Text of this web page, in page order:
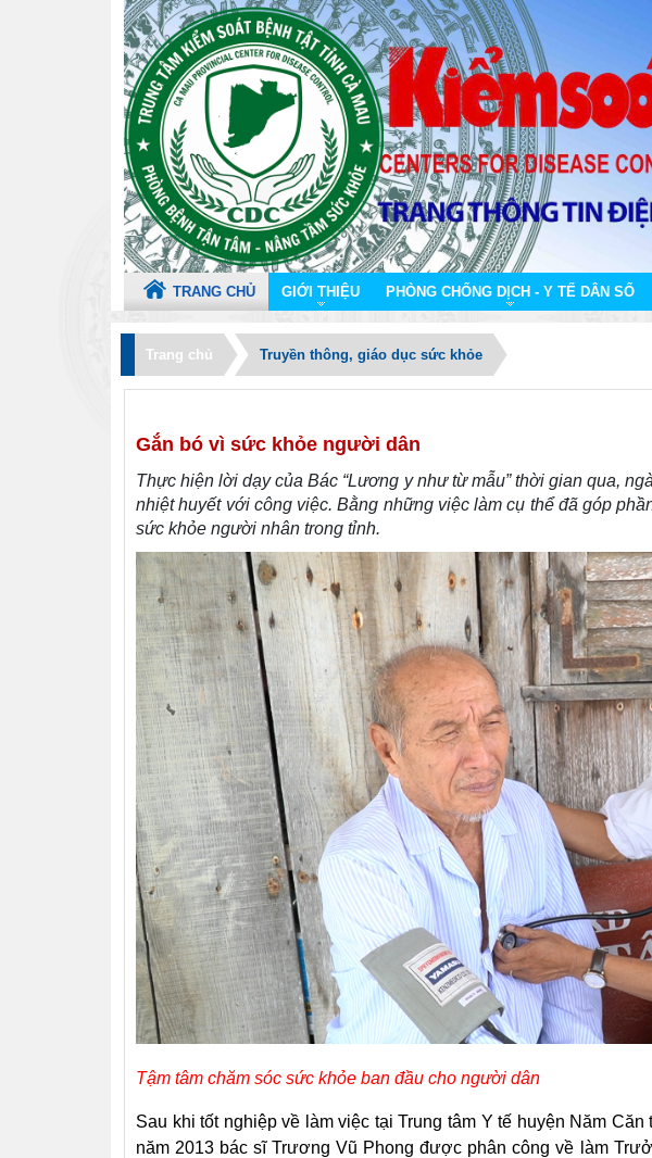
TRANG CHỦ GIỚI THIỆU PHÒNG CHỐNG DỊCH - Y TẾ DÂN SỐ
Trang chủ Truyền thông, giáo dục sức khỏe
Gắn bó vì sức khỏe người dân
Thực hiện lời dạy của Bác “Lương y như từ mẫu” thời gian qua,
nhiệt huyết với công việc. Bằng những việc làm cụ thể đã góp
sức khỏe người nhân trong tỉnh.
Tậm tâm chăm sóc sức khỏe ban đầu cho người dân
Sau khi tốt nghiệp về làm việc tại Trung tâm Y tế huyện Năm
năm 2013 bác sĩ Trương Vũ Phong được phân công về làm